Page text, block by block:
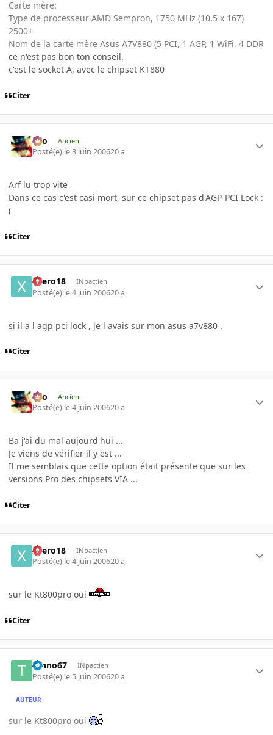
Carte mère:
Type de processeur AMD Sempron, 1750 MHz (10.5 x 167)
2500+
Nom de la carte mère Asus A7V880 (5 PCI, 1 AGP, 1 WiFi, 4 DDR
ce n'est pas bon ton conseil.
c'est le socket A, avec le chipset KT880
Citer
eYo Ancien
Posté(e) le 3 juin 200620 a
Arf lu trop vite
Dans ce cas c'est casi mort, sur ce chipset pas d'AGP-PCI Lock :
(
Citer
xaero18 INpactien
Posté(e) le 4 juin 200620 a
si il a l agp pci lock , je l avais sur mon asus a7v880 .
Citer
eYo Ancien
Posté(e) le 4 juin 200620 a
Ba j'ai du mal aujourd'hui ...
Je viens de vérifier il y est ...
Il me semblais que cette option était présente que sur les
versions Pro des chipsets VIA ...
Citer
xaero18 INpactien
Posté(e) le 4 juin 200620 a
sur le Kt800pro oui
Citer
tanno67 INpactien
Posté(e) le 5 juin 200620 a
AUTEUR
sur le Kt800pro oui